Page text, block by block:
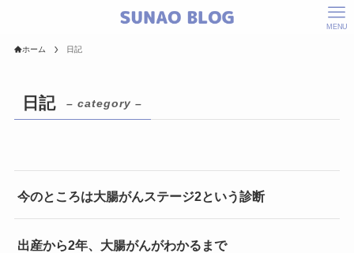
MENU
ホーム 日記
日記 – category –
今のところは大腸がんステージ2という診断
出産から2年、大腸がんがわかるまで